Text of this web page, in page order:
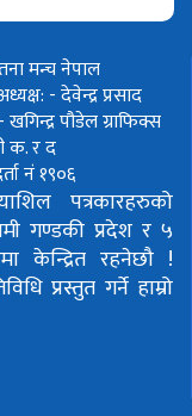
मन्च नेपाल
- देवेन्द्र प्रसाद
पौडेलग्राफिक्स
क. र द
नं १९०६
पत्रकारहरुको
गण्डकी प्रदेश र ५
केन्द्रित रहनेछौ !
प्रस्तुत गर्ने हाम्रो